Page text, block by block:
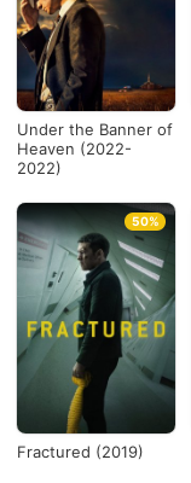
Under the Banner of
Heaven (2022-
2022)
Fractured (2019)
50%